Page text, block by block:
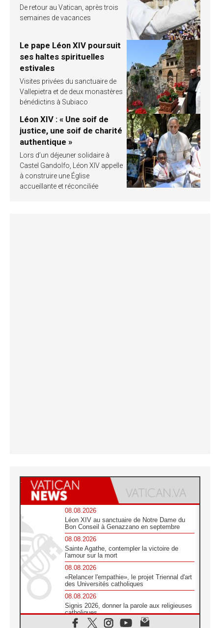
De retour au Vatican, après trois
semaines de vacances
Le pape Léon XIV poursuit
ses haltes spirituelles
estivales
Visites privées du sanctuaire de
Vallepietra et de deux monastères
bénédictins à Subiaco
Léon XIV : « Une soif de
justice, une soif de charité
authentique »
Lors d’un déjeuner solidaire à
Castel Gandolfo, Léon XIV appelle
à construire une Église
accueillante et réconciliée
08.08.2026
Léon XIV au sanctuaire de Notre Dame du
Bon Conseil à Genazzano en septembre
08.08.2026
Sainte Agathe, contempler la victoire de
l'amour sur la mort
08.08.2026
«Relancer l'empathie», le projet Triennal d'art
des Universités catholiques
08.08.2026
Signis 2026, donner la parole aux religieuses
catholiques
08.08.2026